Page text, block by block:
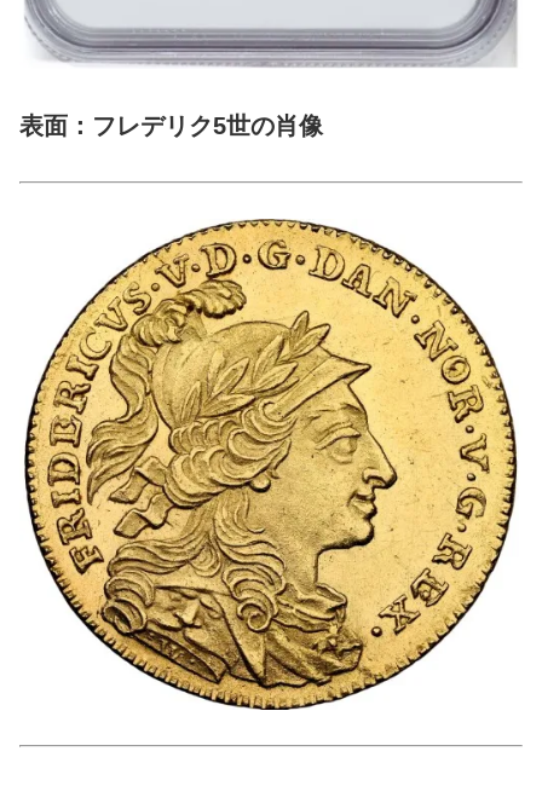
表面：フレデリク5世の肖像